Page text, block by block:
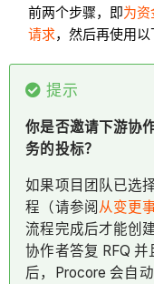
前两个步骤，即为
请求，然后再使用以
提示
你是否邀请下游协
务的投标？
如果项目团队已选
程（请参阅 从变更
流程完成后才能创
协作者答复 RFQ
后，Procore 会自